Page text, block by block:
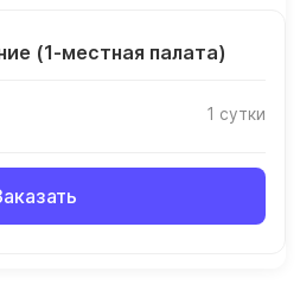
(1-местная палата)
1 сутки